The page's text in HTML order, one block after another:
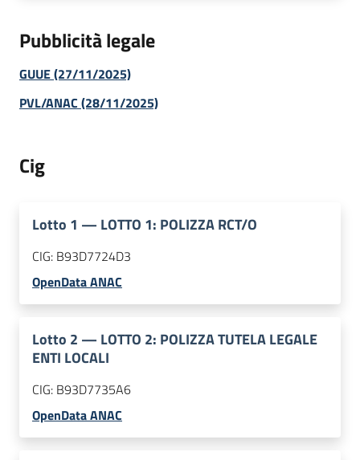
Pubblicità legale
GUUE (27/11/2025)
PVL/ANAC (28/11/2025)
Cig
Lotto 1 — LOTTO 1: POLIZZA RCT/O
CIG: B93D7724D3
OpenData ANAC
Lotto 2 — LOTTO 2: POLIZZA TUTELA LEGALE
ENTI LOCALI
CIG: B93D7735A6
OpenData ANAC